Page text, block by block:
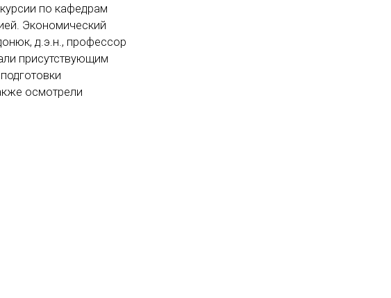
по кафедрам
Экономический
д.э.н., профессор
присутствующим
осмотрели